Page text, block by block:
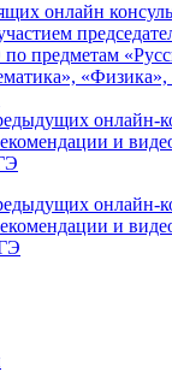
онлайн
по предметам
«Физика»,
онлайн-
и
онлайн-
и